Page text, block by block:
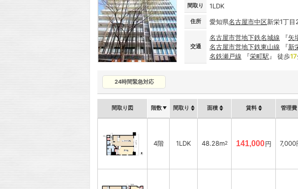
間取り 1LDK
住所 愛知県名古屋市中区新栄1丁
交通
名古屋市営地下鉄名城線 『矢
名古屋市営地下鉄東山線 『新
名鉄瀬戸線 『栄町駅 』 徒歩17
24時間緊急対応
間取り図 階数 間取り 面積 賃料 管理費
4階 1LDK 48.28m2 141,000円 7,000